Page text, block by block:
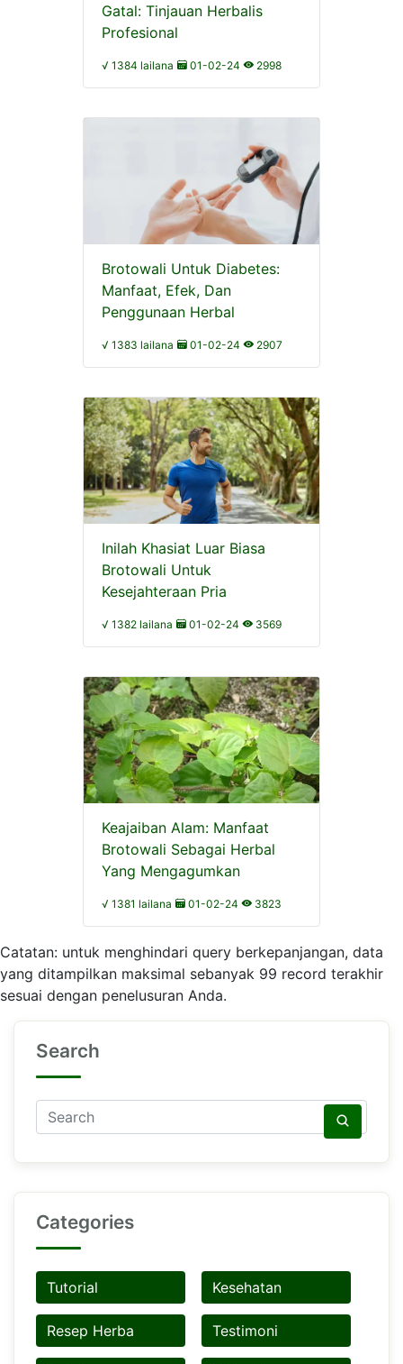
Gatal: Tinjauan Herbalis
Profesional
√ 1384 lailana 01-02-24 2998
Brotowali Untuk Diabetes:
Manfaat, Efek, Dan
Penggunaan Herbal
√ 1383 lailana 01-02-24 2907
Inilah Khasiat Luar Biasa
Brotowali Untuk
Kesejahteraan Pria
√ 1382 lailana 01-02-24 3569
Keajaiban Alam: Manfaat
Brotowali Sebagai Herbal
Yang Mengagumkan
√ 1381 lailana 01-02-24 3823
Catatan: untuk menghindari query berkepanjangan, data
yang ditampilkan maksimal sebanyak 99 record terakhir
sesuai dengan penelusuran Anda.
Search
Categories
Tutorial Kesehatan
Resep Herba Testimoni